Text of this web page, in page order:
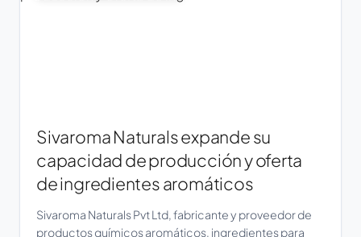
Sivaroma Naturals expande su
capacidad de producción y oferta
de ingredientes aromáticos
Sivaroma Naturals Pvt Ltd, fabricante y proveedor de
productos químicos aromáticos, ingredientes para